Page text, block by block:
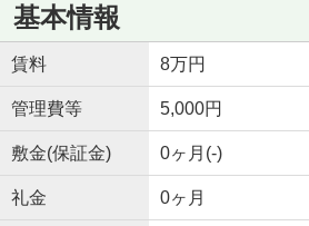
基本情報
賃料 8万円
管理費等 5,000円
敷金(保証金) 0ヶ月(-)
礼金 0ヶ月